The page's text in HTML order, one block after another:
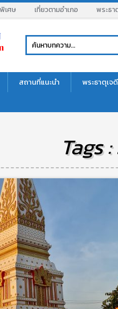
เศษ เที่ยวตามอำเภอ พระธา
สถานที่แนะนำ พระธาตุเจ
Tags